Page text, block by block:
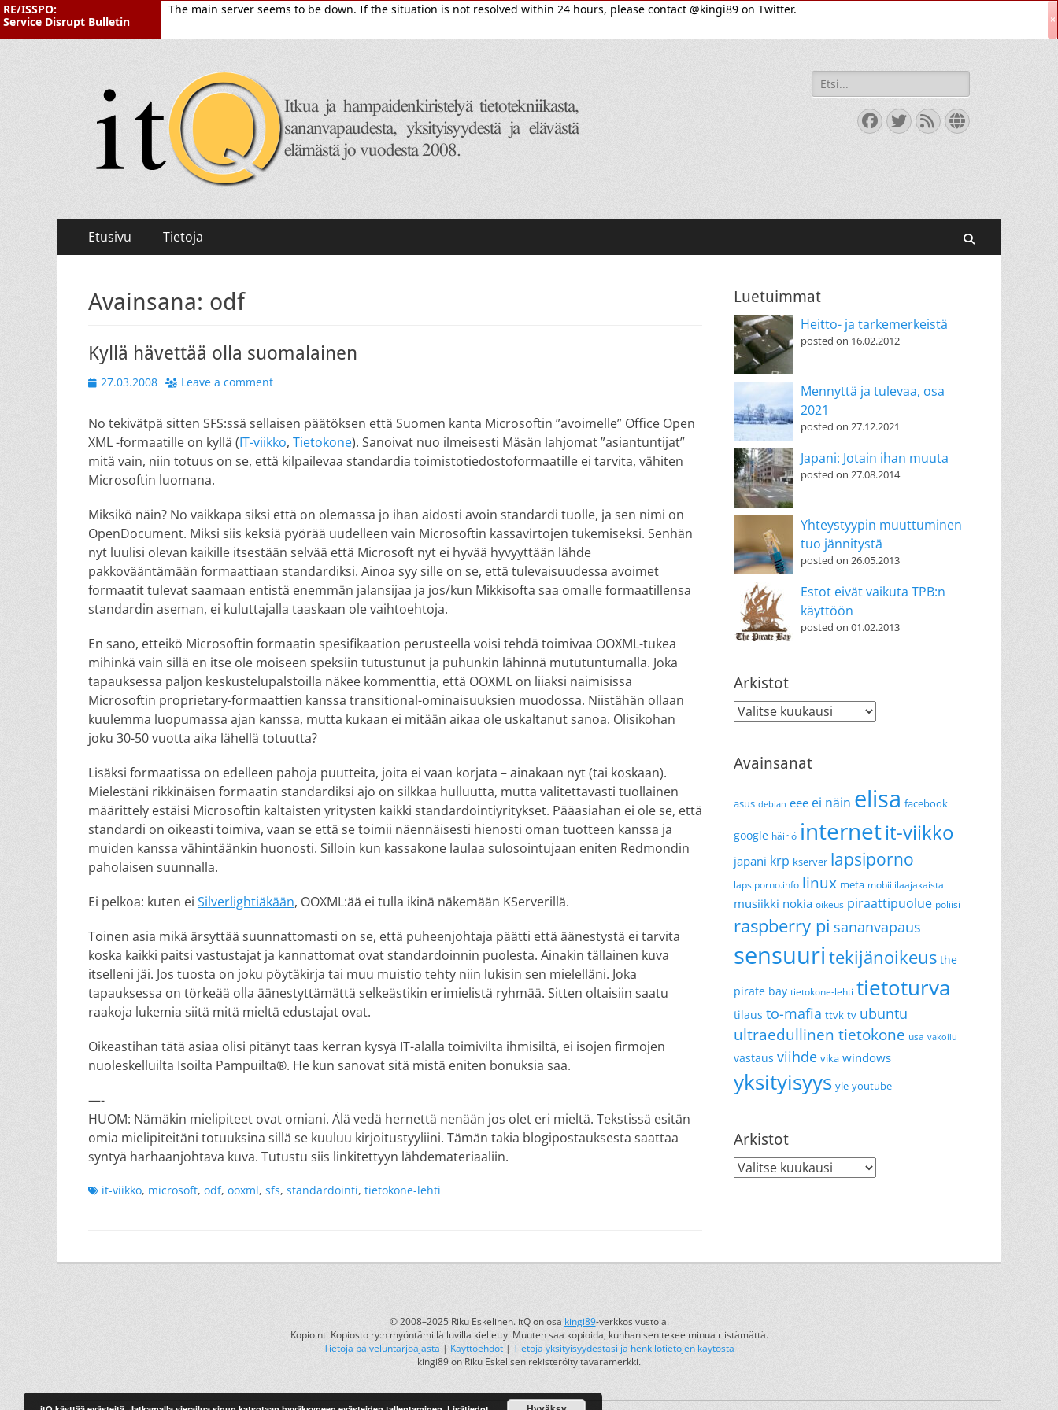
RE/ISSPO:
Service Disrupt Bulletin
×
The main server seems to be down. If the situation is not resolved within 24 hours, please contact @kingi89 on Twitter.
itQ
Itkua ja hammastenkiristelyä jo vuodesta 2008.
Search
for:
Facebook
Twitter
FeedWebsite
Primary
Menu
Etusivu Tietoja
Avainsana: odf
Kyllä hävettää olla suomalainen
Posted
27.03.2008 Leave a comment
No tekivätpä sitten SFS:ssä sellaisen päätöksen että Suomen kanta Microsoftin ”avoimelle” Office Open
XML -formaatille on kyllä (IT-viikko, Tietokone). Sanoivat nuo ilmeisesti Mäsän lahjomat ”asiantuntijat”
mitä vain, niin totuus on se, että kilpailevaa standardia toimistotiedostoformaatille ei tarvita, vähiten
Microsoftin luomana.
Miksikö näin? No vaikkapa siksi että on olemassa jo ihan aidosti avoin standardi tuolle, ja sen nimi on
OpenDocument. Miksi siis keksiä pyörää uudelleen vain Microsoftin kassavirtojen tukemiseksi. Senhän
nyt luulisi olevan kaikille itsestään selvää että Microsoft nyt ei hyvää hyvyyttään lähde
pakkovääntämään formaattiaan standardiksi. Ainoa syy sille on se, että tulevaisuudessa avoimet
formaatit tulevat saamaan entistä enemmän jalansijaa ja jos/kun Mikkisofta saa omalle formaatillensa
standardin aseman, ei kuluttajalla taaskaan ole vaihtoehtoja.
En sano, etteikö Microsoftin formaatin spesifikaation perusteella voisi tehdä toimivaa OOXML-tukea
mihinkä vain sillä en itse ole moiseen speksiin tutustunut ja puhunkin lähinnä mututuntumalla. Joka
tapauksessa paljon keskustelupalstoilla näkee kommenttia, että OOXML on liiaksi naimisissa
Microsoftin proprietary-formaattien kanssa transitional-ominaisuuksien muodossa. Niistähän ollaan
kuulemma luopumassa ajan kanssa, mutta kukaan ei mitään aikaa ole uskaltanut sanoa. Olisikohan
joku 30-50 vuotta aika lähellä totuutta?
Lisäksi formaatissa on edelleen pahoja puutteita, joita ei vaan korjata – ainakaan nyt (tai koskaan).
Mielestäni rikkinäisen formaatin standardiksi ajo on silkkaa hulluutta, mutta valitettavasti tuollainen
määrittely estäisi Microsoftin kaltaisten yritysten kaikki standardointiyritykset. Pääasiahan ei ole se, että
standardi on oikeasti toimiva, vaan se että se toimii näennäisesti hienosti oman tuotteen kanssa ja
muiden kanssa vähintäänkin huonosti. Silloin kun kassakone laulaa sulosointujaan eniten Redmondin
paholaisen suunnalla.
Ei pelkoa: kuten ei Silverlightiäkään, OOXML:ää ei tulla ikinä näkemään KServerillä.
Toinen asia mikä ärsyttää suunnattomasti on se, että puheenjohtaja päätti että äänestystä ei tarvita
koska kaikki paitsi vastustajat ja kannattomat ovat standardoinnin puolesta. Ainakin tällainen kuva
itselleni jäi. Jos tuosta on joku pöytäkirja tai muu muistio tehty niin lukisin sen mielelläni. Joka
tapauksessa on törkeää olla äänestyttämättä selkeästikin erimielistä ryhmää. Sitten oltaisiin saatu
raakoja lukemia siitä mitä mieltä edustajat ovat.
Oikeastihan tätä asiaa olisi pitänyt taas kerran kysyä IT-alalla toimivilta ihmisiltä, ei isojen firmojen
nuoleskelluilta Isoilta Pampuilta®. He kun sanovat sitä mistä eniten bonuksia saa.
—-
HUOM: Nämäkin mielipiteet ovat omiani. Älä vedä hernettä nenään jos olet eri mieltä. Tekstissä esitän
omia mielipiteitäni totuuksina sillä se kuuluu kirjoitustyyliini. Tämän takia blogipostauksesta saattaa
syntyä harhaanjohtava kuva. Tutustu siis linkitettyyn lähdemateriaaliin.
Tagsit-viikko, microsoft, odf, ooxml, sfs, standardointi, tietokone-lehti
Luetuimmat
Heitto- ja tarkemerkeistä
posted on 16.02.2012
Mennyttä ja tulevaa, osa
2021
posted on 27.12.2021
Japani: Jotain ihan muuta
posted on 27.08.2014
Yhteystyypin muuttuminen
tuo jännitystä
posted on 26.05.2013
Estot eivät vaikuta TPB:n
käyttöön
posted on 01.02.2013
Arkistot
Arkistot
Avainsanat
asus debian eee ei näin elisa facebook
google häiriö internetit-viikko
japani krp kserver lapsiporno
lapsiporno.info linux meta mobiililaajakaista
musiikki nokia oikeus piraattipuolue poliisi
raspberry pi sananvapaus
sensuuri tekijänoikeus the
pirate bay tietokone-lehti tietoturva
tilaus to-mafia ttvk tv ubuntu
ultraedullinen tietokone usa vakoilu
vastaus viihde vika windows
yksityisyys yle youtube
Arkistot
Arkistot
© 2008–2025 Riku Eskelinen. itQ on osa kingi89-verkkosivustoja.
Kopiointi Kopiosto ry:n myöntämillä luvilla kielletty. Muuten saa kopioida, kunhan sen tekee minua riistämättä.
Tietoja palveluntarjoajasta | Käyttöehdot | Tietoja yksityisyydestäsi ja henkilötietojen käytöstä
kingi89 on Riku Eskelisen rekisteröity tavaramerkki.